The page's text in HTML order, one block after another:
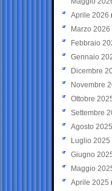
Aprile 2026
Marzo 2026
Febbraio
Gennaio
Dicembre
Novembre
Ottobre
Settembre
Agosto 2025
Luglio 2025
Giugno
Maggio
Aprile 2025